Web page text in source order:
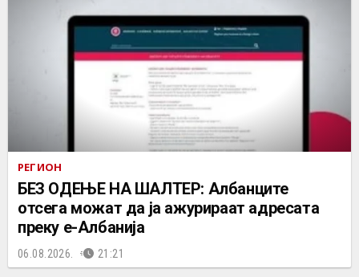
РЕГИОН
БЕЗ ОДЕЊЕ НА ШАЛТЕР: Албанците
отсега можат да ја ажурираат адресата
преку е-Албанија
06.08.2026. 21:21